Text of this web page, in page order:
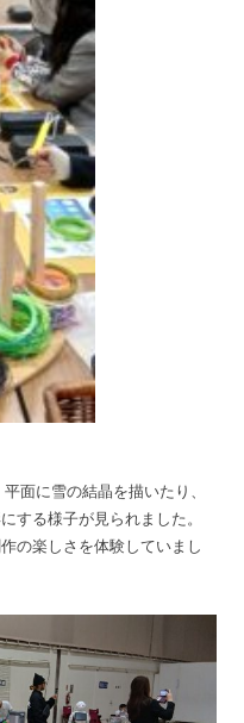
面に雪の結晶を描いたり、
する様子が見られました。
の楽しさを体験していまし